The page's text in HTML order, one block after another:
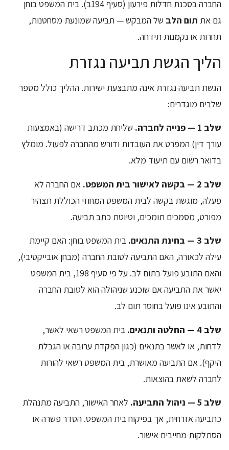
החברה בסכנת חדלות פירעון (סעיף 194ב). בית המשפט בוחן
גם את תום הלב של המבקש — תביעה שמונעת מסחטנות,
תחרות או נקמנות תידחה.
הליך הגשת תביעה נגזרת
הגשת תביעה נגזרת אינה מתבצעת ישירות. ההליך כולל מספר
שלבים מוגדרים:
שלב 1 — פנייה לחברה.
שליחת מכתב דרישה (באמצעות
עורך דין) המפרט את העובדות ודורש מהחברה לפעול. מומלץ
בדואר רשום עם תיעוד מלא.
שלב 2 — בקשה לאישור בית המשפט.
אם החברה לא
פעלה, מוגשת בקשה לבית המשפט המחוזי הכוללת תצהיר
מפורט, מסמכים תומכים, וטיוטת כתב תביעה.
שלב 3 — בחינת התנאים.
בית המשפט בוחן: האם קיימת
עילה לכאורה, האם התביעה לטובת החברה (מבחן אובייקטיבי),
והאם התובע פועל בתום לב. על פי סעיף 198, בית המשפט
יאשר את התביעה אם שוכנע שניהולה הוא לטובת החברה
והתובע אינו פועל בחוסר תום לב.
שלב 4 — החלטה ותנאים.
בית המשפט רשאי לאשר,
לדחות, או לאשר בתנאים (כגון הפקדת ערובה או הגבלת
היקף). אם התביעה מאושרת, בית המשפט רשאי להורות
לחברה לשאת בהוצאות.
שלב 5 — ניהול התביעה.
לאחר האישור, התביעה מתנהלת
כתביעה אזרחית, אך בפיקוח בית המשפט. הסדר פשרה או
הסתלקות מחייבים אישור.